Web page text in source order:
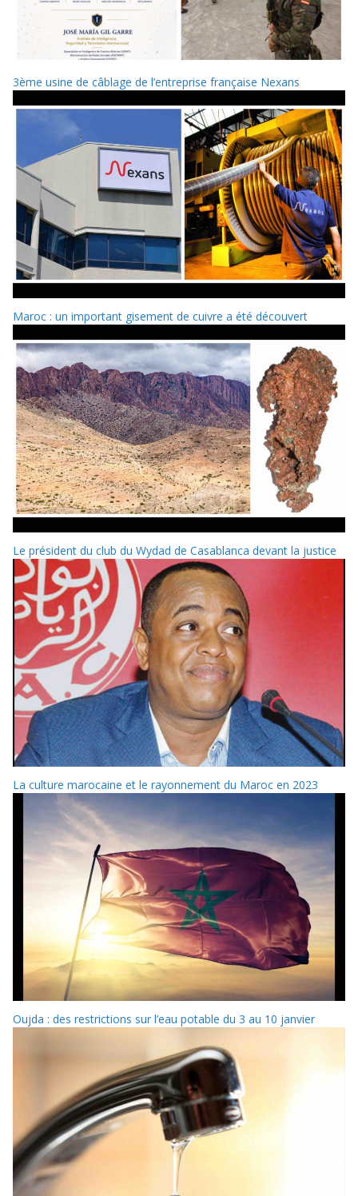
3ème usine de câblage de l’entreprise française Nexans
Maroc : un important gisement de cuivre a été découvert
Le président du club du Wydad de Casablanca devant la justice
La culture marocaine et le rayonnement du Maroc en 2023
Oujda : des restrictions sur l’eau potable du 3 au 10 janvier